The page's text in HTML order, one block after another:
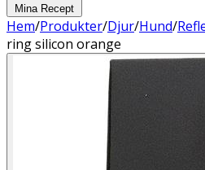
Mina Recept
Hem/Produkter/Djur/Hund/
ring silicon orange